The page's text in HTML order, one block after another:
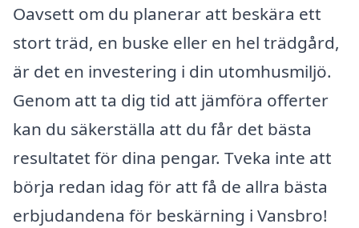
Oavsett om du planerar att beskära ett
stort träd, en buske eller en hel trädgård,
är det en investering i din utomhusmiljö.
Genom att ta dig tid att jämföra offerter
kan du säkerställa att du får det bästa
resultatet för dina pengar. Tveka inte att
börja redan idag för att få de allra bästa
erbjudandena för beskärning i Vansbro!